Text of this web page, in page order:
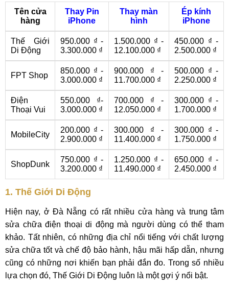
Tên cửa
hàng
Thay Pin
iPhone
Thay màn
hình
Ép kính
iPhone
Thế Giới
Di Động
950.000 ₫ -
3.300.000 ₫
1.500.000 ₫ -
12.100.000 ₫
450.000 ₫ -
2.500.000 ₫
FPT Shop
850.000 ₫ -
3.000.000 ₫
900.000 ₫ -
11.700.000 ₫
500.000 ₫ -
2.250.000 ₫
Điện
Thoại Vui
550.000 ₫-
3.000.000 ₫
700.000 ₫ -
12.050.000 ₫
300.000 ₫ -
1.700.000 ₫
MobileCity
200.000 ₫ -
2.900.000 ₫
300.000 ₫ -
11.400.000 ₫
300.000 ₫ -
1.750.000 ₫
ShopDunk
750.000 ₫ -
3.200.000 ₫
1.250.000 ₫ -
11.490.000 ₫
650.000 ₫ -
2.450.000 ₫
1. Thế Giới Di Động
Hiện nay, ở Đà Nẵng có rất nhiều cửa hàng và trung tâm
sửa chữa điện thoại di động mà người dùng có thể tham
khảo. Tất nhiên, có những địa chỉ nổi tiếng với chất lượng
sửa chữa tốt và chế độ bảo hành, hậu mãi hấp dẫn, nhưng
cũng có những nơi khiến bạn phải đắn đo. Trong số nhiều
lựa chọn đó, Thế Giới Di Động luôn là một gợi ý nổi bật.